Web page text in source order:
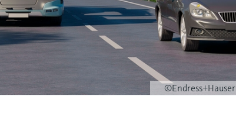
©Endress+Hauser